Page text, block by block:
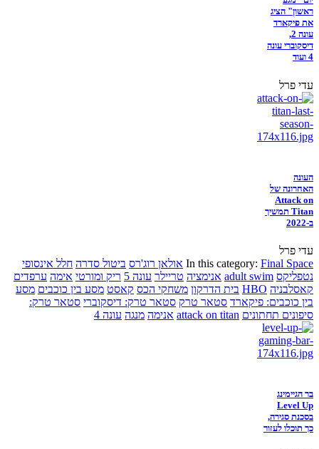
ראשון" הציג
את פיקארד
עונה 2,
דיסקוברי עונה
4 ועוד
עדי פרל
העונה
האחרונה של
Attack on
Titan תמשיך
ב-2022
עדי פרל
In this category: Final Space אולאן רוג'רס ביטול סדרה חלל אינסופי
נטפליקס adult swim אנימציה טריילר עונה 5 ריק ומורטי אימה ערפדים
קאסלבניה HBO בית הדרקון משחקי הכס קאסט מסע בין כוכבים מסע
בין כוכבים: פיקארד סטאר טרק סטאר טרק: דיסקוברי סטאר טרק:
סיפונים תחתונים attack on titan אנימה מנגה עונה 4
בר הגיימינג
Level Up
בסכנת סגירה,
כך תוכלו לעזור